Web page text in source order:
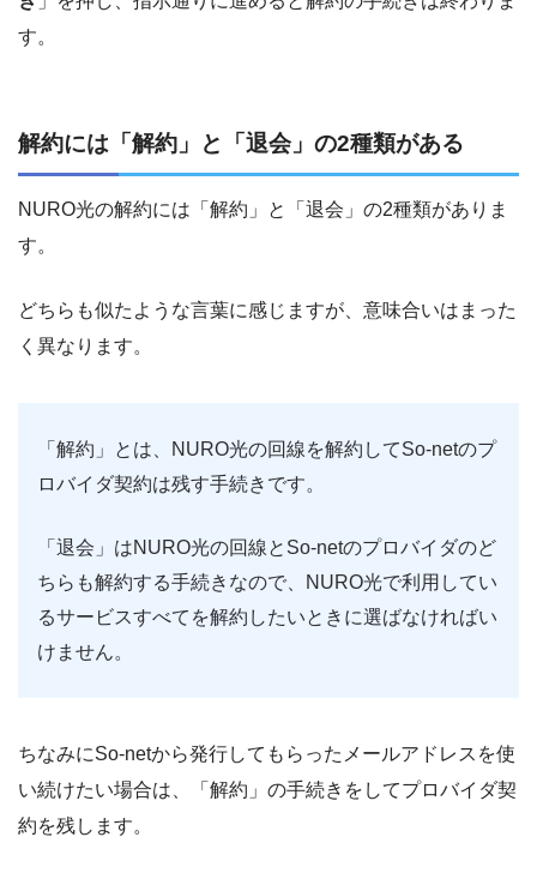
す。
解約には「解約」と「退会」の2種類がある
NURO光の解約には「解約」と「退会」の2種類がありま
す。
どちらも似たような言葉に感じますが、意味合いはまった
く異なります。
「解約」とは、NURO光の回線を解約してSo-netのプ
ロバイダ契約は残す手続きです。
「退会」はNURO光の回線とSo-netのプロバイダのど
ちらも解約する手続きなので、NURO光で利用してい
るサービスすべてを解約したいときに選ばなければい
けません。
ちなみにSo-netから発行してもらったメールアドレスを使
い続けたい場合は、「解約」の手続きをしてプロバイダ契
約を残します。